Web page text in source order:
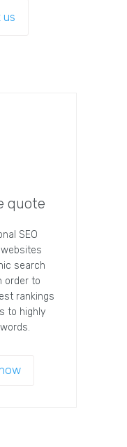
us
quote
SEO
search
order to
rankings
to highly